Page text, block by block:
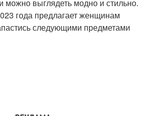
можно выглядеть модно и стильно.
года предлагает женщинам
следующими предметами